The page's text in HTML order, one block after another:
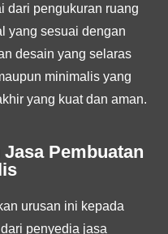
dari pengukuran ruang
yang sesuai dengan
desain yang selaras
minimalis yang
yang kuat dan aman.
Pembuatan
urusan ini kepada
penyedia jasa